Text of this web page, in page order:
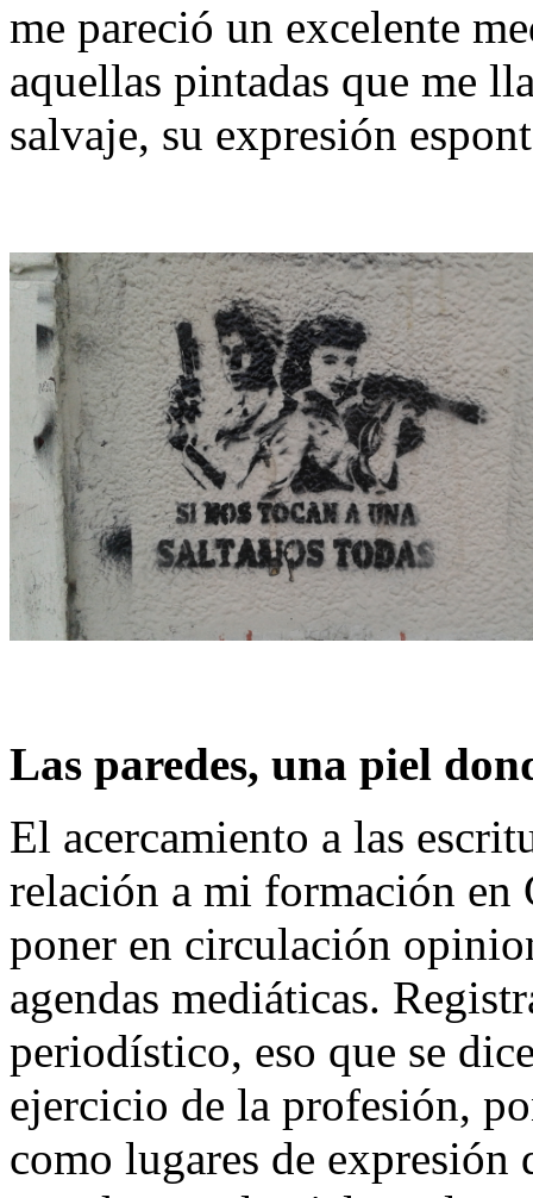
me pareció un excelente
aquellas pintadas que me
salvaje, su expresión
Las paredes, una piel
El acercamiento a las
relación a mi formación en
poner en circulación
agendas mediáticas.
periodístico, eso que se
ejercicio de la profesión,
como lugares de expresión